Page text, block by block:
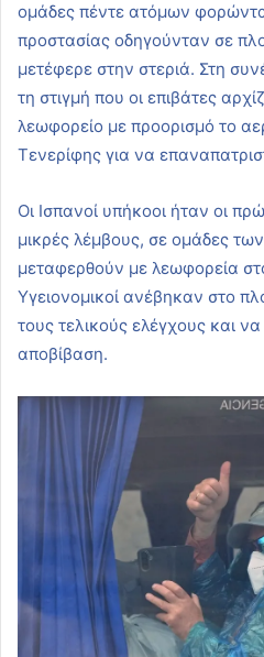
ομάδες πέντε ατόμων
προστασίας οδηγούνταν σε
μετέφερε στην στεριά. Στη
τη στιγμή που οι επιβάτες
λεωφορείο με προορισμό το
Τενερίφης για να
Οι Ισπανοί υπήκοοι ήταν οι
μικρές λέμβους, σε ομάδες
μεταφερθούν με λεωφορεία
Υγειονομικοί ανέβηκαν στο
τους τελικούς ελέγχους και
αποβίβαση.